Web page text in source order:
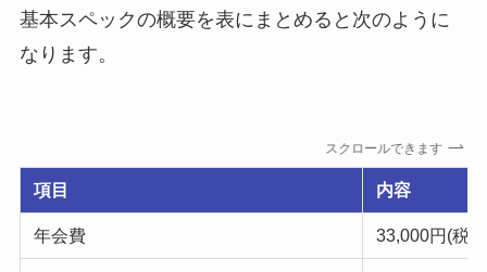
基本スペックの概要を表にまとめると次のように
なります。
スクロールできます
項目 内容
年会費 33,000円(税